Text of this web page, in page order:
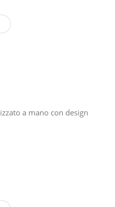
a mano con design